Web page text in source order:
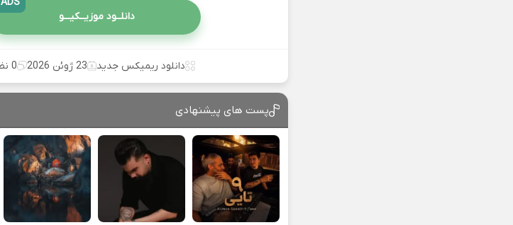
دانلــود موزیــکیـــو
دانلود ریمیکس جدید 23 ژوئن 2026 0 نظر
پست های پیشنهادی